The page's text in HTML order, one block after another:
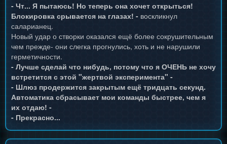
- Чт... Я пытаюсь! Но теперь она хочет открыться!
Блокировка срывается на глазах! - воскликнул
саларианец.
Новый удар о створки оказался ещё более сокрушительным
чем прежде- они слегка прогнулись, хоть и не нарушили
герметичности.
- Лучше сделай что нибудь, потому что я ОЧЕНЬ не хочу
встретится с этой "жертвой эксперимента" -
- Шлюз продержится закрытым ещё тридцать секунд.
Автоматика сбрасывает мои команды быстрее, чем я
их отдаю! -
- Прекрасно...